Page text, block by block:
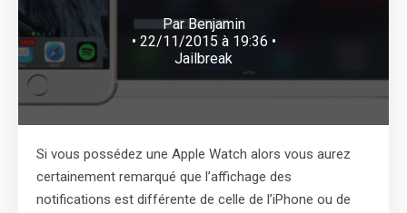
ParBenjamin
• 22/11/2015 à 19:36 •
Jailbreak
Si vous possédez une Apple Watch alors vous aurez
certainement remarqué que l’affichage des
notifications est différente de celle de l’iPhone ou de